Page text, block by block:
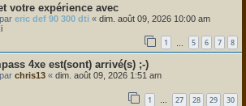
votre expérience avec
eric def 90 300 dti « dim. août 09, 2026 10:00 am
1 5 6 7 8
4xe est(sont) arrivé(s) ;-)
chris13 « dim. août 09, 2026 1:51 am
1 … 27 28 29 30